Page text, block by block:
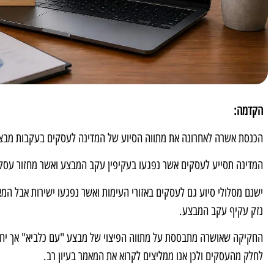
הקדמה:
הכנסת אשרה לאחרונה את מתווה הסיוע של המדינה לעסקים בעקבות
המדינה תסייע לעסקים אשר נפגעו בעקיפין עקב המבצע ואשר מחזור
ישנם מסלולי סיוע גם לעסקים באזורי העימות ואשר נפגעו ישירות אבל
נזק עקיף עקב המבצע.
החקיקה שאושרה מתבססת על מתווה הפיצוי של מבצע "עם כלביא" אך
לחלק מהעסקים ולכן אנו ממליצים לקרוא את המאמר בעיון רב.